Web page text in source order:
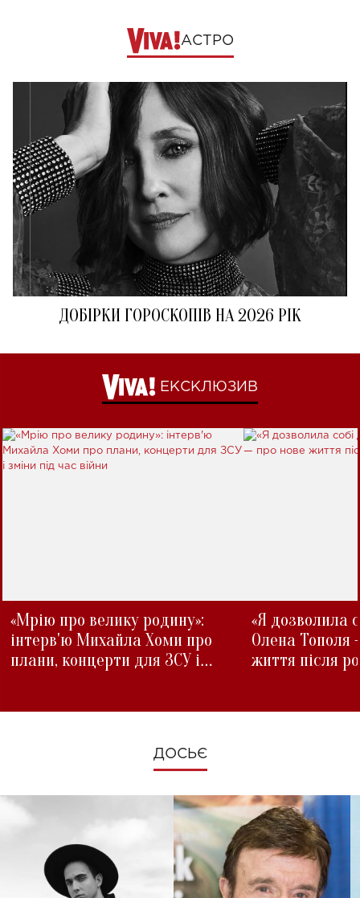
АСТРО
ДОБІРКИ ГОРОСКОПІВ НА 2026 РІК
ЕКСКЛЮЗИВ
«Мрію про велику родину»:
інтерв'ю Михайла Хоми про
плани, концерти для ЗСУ і
«Я дозволила
Олена Тополя
життя після
ДОСЬЄ